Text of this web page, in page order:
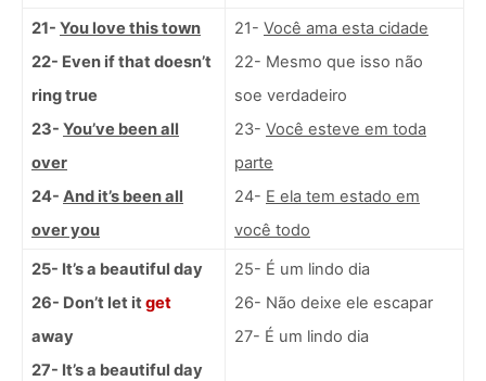
21- You love this town
22- Even if that doesn’t
ring true
23- You’ve been all
over
24- And it’s been all
over you
21- Você ama esta cidade
22- Mesmo que isso não
soe verdadeiro
23- Você esteve em toda
parte
24- E ela tem estado em
você todo
25- It’s a beautiful day
26- Don’t let it get
away
27- It’s a beautiful day
25- É um lindo dia
26- Não deixe ele escapar
27- É um lindo dia